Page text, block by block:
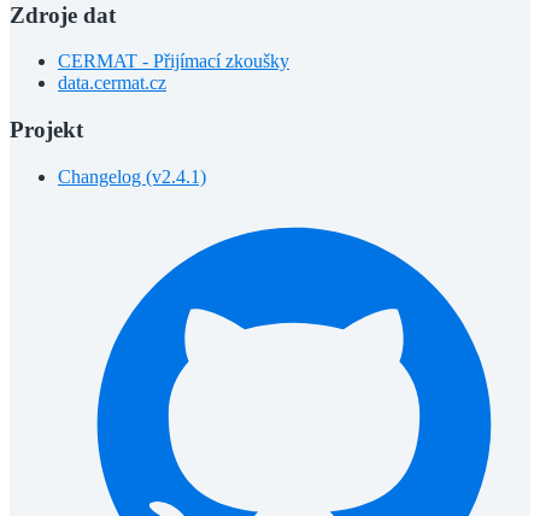
Zdroje dat
CERMAT - Přijímací zkoušky
data.cermat.cz
Projekt
Changelog (v2.4.1)